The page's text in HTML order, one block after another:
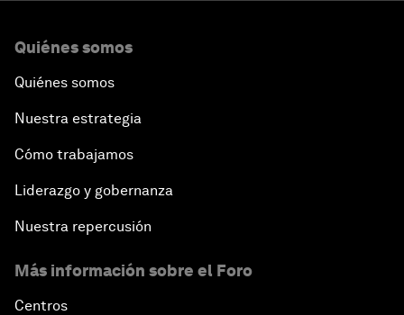
Quiénes somos
Quiénes somos
Nuestra estrategia
Cómo trabajamos
Liderazgo y gobernanza
Nuestra repercusión
Más información sobre el Foro
Centros